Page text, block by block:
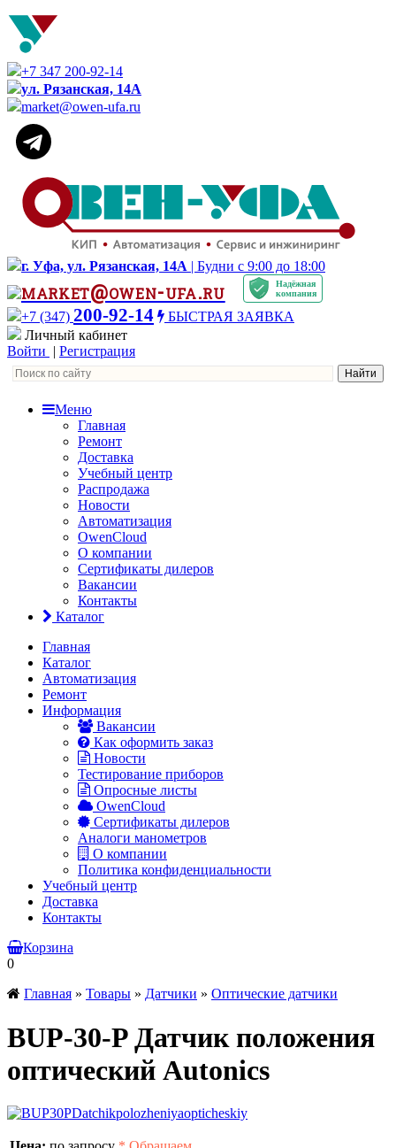
+7 347 200-92-14
ул. Рязанская, 14А
market@owen-ufa.ru
г. Уфа, ул. Рязанская, 14А | Будни с 9:00 до 18:00
market@owen-ufa.ru
Надёжная
компания
+7 (347) 200-92-14
БЫСТРАЯ ЗАЯВКА
Личный кабинет
Войти | Регистрация
Меню
Главная
Ремонт
Доставка
Учебный центр
Распродажа
Новости
Автоматизация
OwenCloud
О компании
Сертификаты дилеров
Вакансии
Контакты
Каталог
Главная
Каталог
Автоматизация
Ремонт
Информация
Вакансии
Как оформить заказ
Новости
Тестирование приборов
Опросные листы
OwenCloud
Сертификаты дилеров
Аналоги манометров
О компании
Политика конфиденциальности
Учебный центр
Доставка
Контакты
Корзина
0
Главная » Товары » Датчики » Оптические датчики
BUP-30-P Датчик положения
оптический Autonics